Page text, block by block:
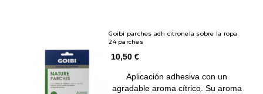
Goibi parches adh citronela sobre la ropa
24 parches
10,50 €
Aplicación adhesiva con un
agradable aroma cítrico. Su aroma